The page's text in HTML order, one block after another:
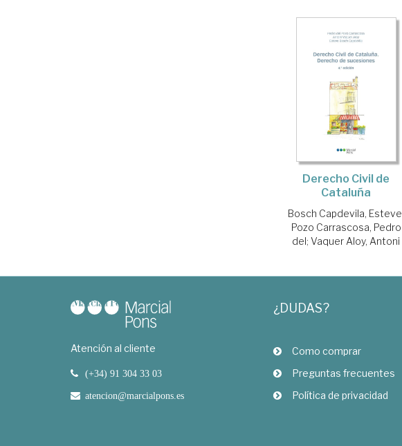
Derecho Civil de
Cataluña
Bosch Capdevila, Esteve
Pozo Carrascosa, Pedro
del;Vaquer Aloy, Antoni
Atención al cliente
(+34) 91 304 33 03
atencion@marcialpons.es
¿DUDAS?
Como comprar
Preguntas frecuentes
Política de privacidad